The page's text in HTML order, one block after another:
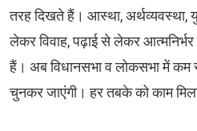
तरह दिखते हैं। आस्था, अर्थव्यवस्था,
लेकर विवाह, पढ़ाई से लेकर
हैं। अब विधानसभा व लोकसभा में कम
चुनकर जाएंगी। हर तबके को काम